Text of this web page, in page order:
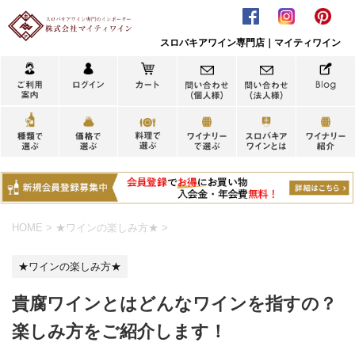
スロバキアワイン専門店｜マイティワイン
HOME > ★ワインの楽しみ方★ >
★ワインの楽しみ方★
貴腐ワインとはどんなワインを指すの？
楽しみ方をご紹介します！